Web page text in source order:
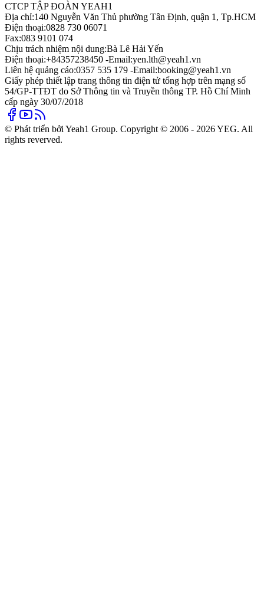
CTCP TẬP ĐOÀN YEAH1
Địa chỉ:140 Nguyễn Văn Thủ phường Tân Định, quận 1, Tp.HCM
Điện thoại:0828 730 06071
Fax:083 9101 074
Chịu trách nhiệm nội dung:Bà Lê Hải Yến
Điện thoại:+84357238450 -Email:yen.lth@yeah1.vn
Liên hệ quảng cáo:0357 535 179 -Email:booking@yeah1.vn
Giấy phép thiết lập trang thông tin điện tử tổng hợp trên mạng số
54/GP-TTĐT do Sở Thông tin và Truyền thông TP. Hồ Chí Minh
cấp ngày 30/07/2018
© Phát triển bởi Yeah1 Group. Copyright © 2006 - 2026 YEG. All
rights reverved.